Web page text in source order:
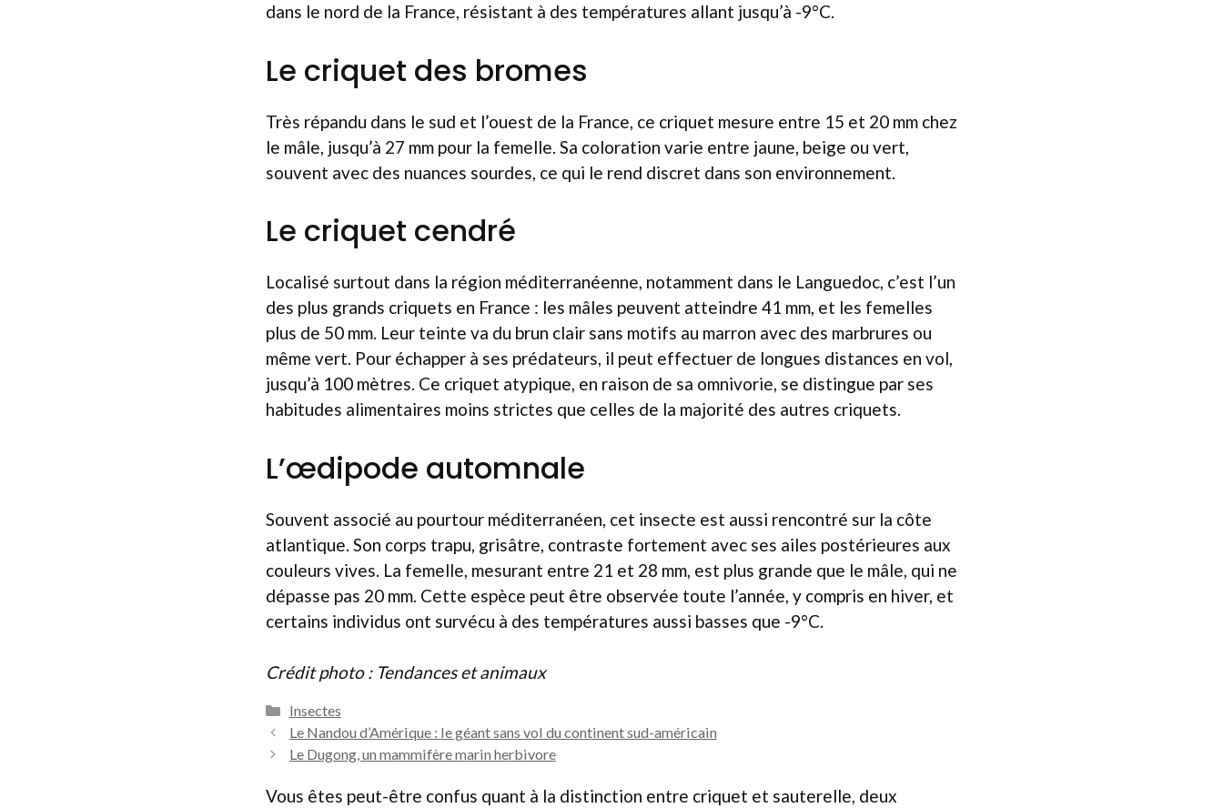
dans le nord de la France, résistant à des températures allant jusqu’à -9°C.
Le criquet des bromes
Très répandu dans le sud et l’ouest de la France, ce criquet mesure entre 15 et 20 mm chez
le mâle, jusqu’à 27 mm pour la femelle. Sa coloration varie entre jaune, beige ou vert,
souvent avec des nuances sourdes, ce qui le rend discret dans son environnement.
Le criquet cendré
Localisé surtout dans la région méditerranéenne, notamment dans le Languedoc, c’est l’un
des plus grands criquets en France : les mâles peuvent atteindre 41 mm, et les femelles
plus de 50 mm. Leur teinte va du brun clair sans motifs au marron avec des marbrures ou
même vert. Pour échapper à ses prédateurs, il peut effectuer de longues distances en vol,
jusqu’à 100 mètres. Ce criquet atypique, en raison de sa omnivorie, se distingue par ses
habitudes alimentaires moins strictes que celles de la majorité des autres criquets.
L’œdipode automnale
Souvent associé au pourtour méditerranéen, cet insecte est aussi rencontré sur la côte
atlantique. Son corps trapu, grisâtre, contraste fortement avec ses ailes postérieures aux
couleurs vives. La femelle, mesurant entre 21 et 28 mm, est plus grande que le mâle, qui ne
dépasse pas 20 mm. Cette espèce peut être observée toute l’année, y compris en hiver, et
certains individus ont survécu à des températures aussi basses que -9°C.
Crédit photo : Tendances et animaux
Catégories
Insectes
Le Nandou d’Amérique : le géant sans vol du continent sud-américain
Le Dugong, un mammifère marin herbivore
Vous êtes peut-être confus quant à la distinction entre criquet et sauterelle, deux